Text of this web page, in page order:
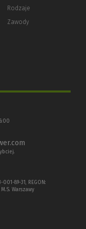
Rodzaje
Zawody
89-31, REGON:
Warszawy